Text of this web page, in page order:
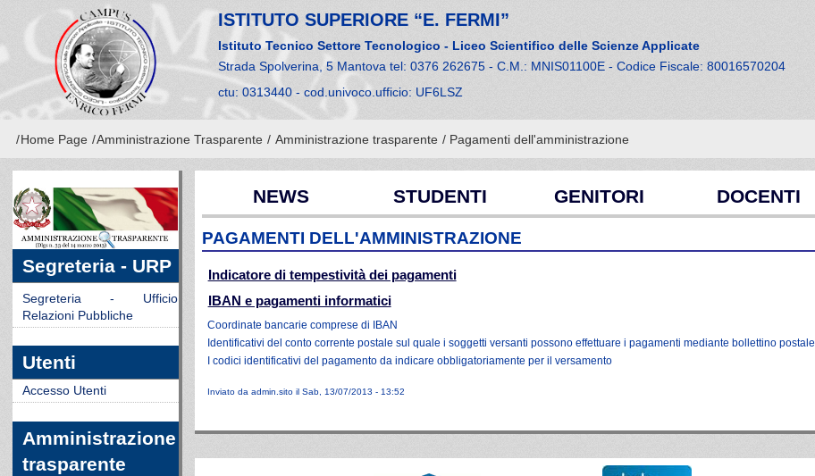
ISTITUTO SUPERIORE “E. FERMI”
Istituto Tecnico Settore Tecnologico - Liceo Scientifico delle Scienze Applicate
Strada Spolverina, 5 Mantova tel: 0376 262675 - C.M.: MNIS01100E - Codice Fiscale: 80016570204
ctu: 0313440 - cod.univoco.ufficio: UF6LSZ
/ Home Page /Amministrazione Trasparente / Amministrazione trasparente / Pagamenti dell'amministrazione
Segreteria - URP
Segreteria - Ufficio
Relazioni Pubbliche
Utenti
Accesso Utenti
Amministrazione
trasparente
NEWS STUDENTI GENITORI DOCENTI
PAGAMENTI DELL'AMMINISTRAZIONE
Indicatore di tempestività dei pagamenti
IBAN e pagamenti informatici
Coordinate bancarie comprese di IBAN
Identificativi del conto corrente postale sul quale i soggetti versanti possono effettuare i pagamenti mediante bollettino postale
I codici identificativi del pagamento da indicare obbligatoriamente per il versamento
Inviato da admin.sitoil Sab, 13/07/2013 - 13:52